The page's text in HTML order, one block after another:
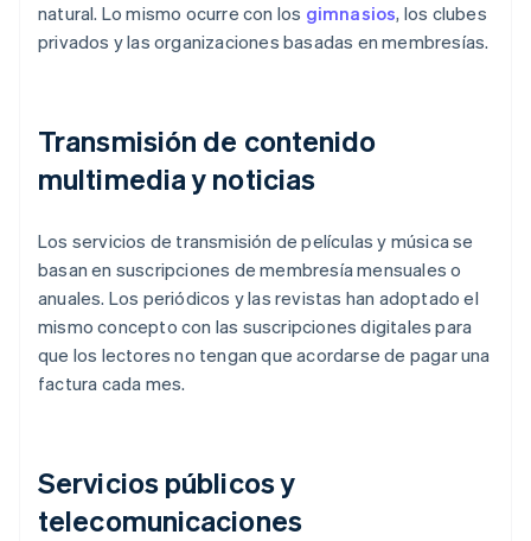
natural. Lo mismo ocurre con los gimnasios, los clubes
privados y las organizaciones basadas en membresías.
Transmisión de contenido
multimedia y noticias
Los servicios de transmisión de películas y música se
basan en suscripciones de membresía mensuales o
anuales. Los periódicos y las revistas han adoptado el
mismo concepto con las suscripciones digitales para
que los lectores no tengan que acordarse de pagar una
factura cada mes.
Servicios públicos y
telecomunicaciones